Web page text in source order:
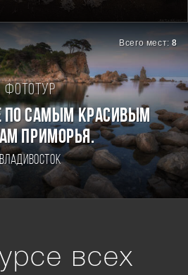
Всего мест:8
Фототур
ПО САМЫМ КРАСИВЫМ
ПРИМОРЬЯ.
всех